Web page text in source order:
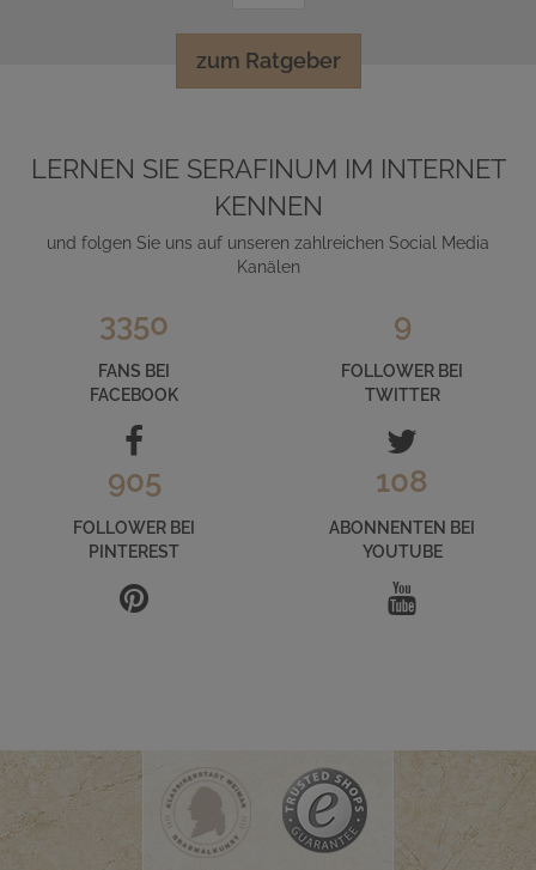
zum Ratgeber
LERNEN SIE SERAFINUM IM INTERNET
KENNEN
und folgen Sie uns auf unseren zahlreichen Social Media
Kanälen
3350
FANS BEI
FACEBOOK
9
FOLLOWER BEI
TWITTER
905
FOLLOWER BEI
PINTEREST
108
ABONNENTEN BEI
YOUTUBE